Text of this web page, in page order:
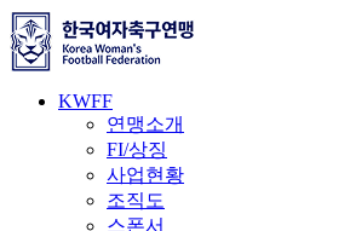
KWFF
연맹소개
FI/상징
사업현황
조직도
스폰서